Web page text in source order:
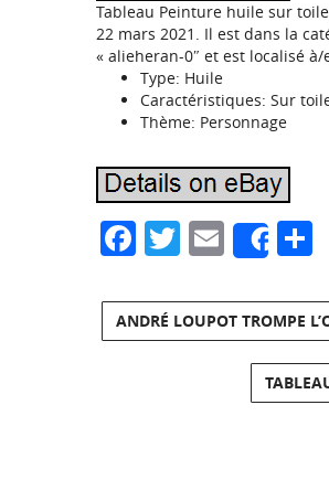
Tableau Peinture huile sur
22 mars 2021. Il est dans la
« alieheran-0″ et est localisé
Type: Huile
Caractéristiques: Sur
Thème: Personnage
Facebook
Twitter
Email
Share
ANDRÉ LOUPOT TROMPE